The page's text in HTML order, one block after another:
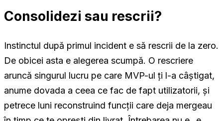
Consolidezi sau rescrii?
Instinctul după primul incident e să rescrii de la zero.
De obicei asta e alegerea scumpă. O rescriere
aruncă singurul lucru pe care MVP-ul ți l-a câștigat,
anume dovada a ceea ce fac de fapt utilizatorii, și
petrece luni reconstruind funcții care deja mergeau